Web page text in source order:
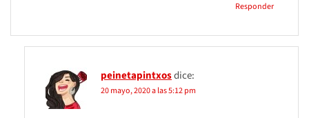
Responder
peinetapintxosdice:
20 mayo, 2020 a las 5:12 pm